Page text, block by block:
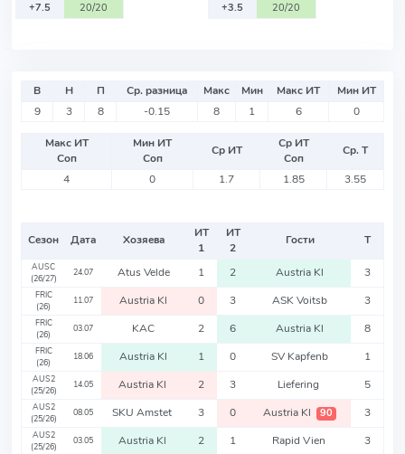
+7.5
20/20
+3.5
20/20
В Н П Ср. разница Макс Мин Макс ИТ
Мин ИТ
9
3 8 -0.15 8 1 6 0
Макс ИТ
Соп
Мин ИТ
Соп
Ср ИТ
Ср ИТ
Соп
Ср. Т
4
0 1.7 1.85 3.55
Сезон Дата Хозяева
ИТ
1
ИТ
2
Гости Т
AUSC
(26/27)
24.07 Atus Velde 1 2 Austria Kl 3
FRIC
(26)
11.07 Austria Kl 0 3 ASK Voitsb 3
FRIC
(26)
03.07 KAC 2 6 Austria Kl 8
FRIC
(26)
18.06 Austria Kl 1 0 SV Kapfenb 1
AUS2
(25/26)
14.05 Austria Kl 2 3 Liefering 5
AUS2
(25/26)
08.05 SKU Amstet 3 0 Austria Kl 90 3
AUS2
(25/26)
03.05 Austria Kl 2 1 Rapid Vien 3